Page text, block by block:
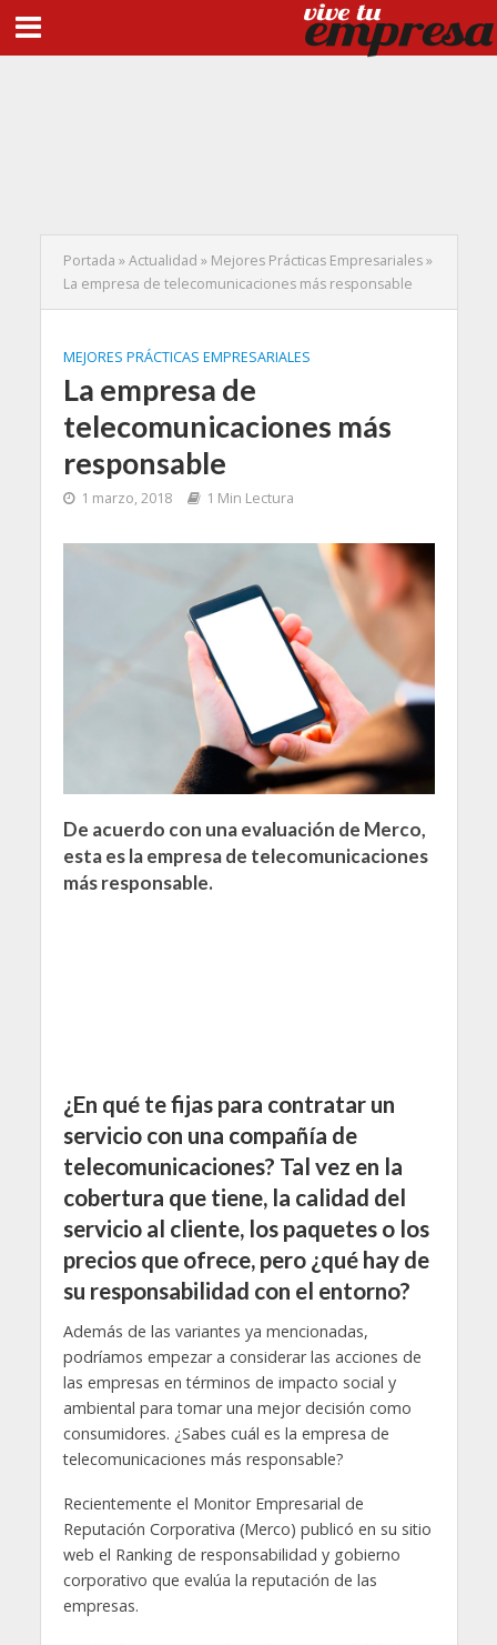
Portada »Actualidad » Mejores Prácticas Empresariales»
La empresa de telecomunicaciones más responsable
MEJORES PRÁCTICAS EMPRESARIALES
La empresa de
telecomunicaciones más
responsable
1 marzo, 2018 1 Min Lectura
De acuerdo con una evaluación de Merco,
esta es la empresa de telecomunicaciones
más responsable.
¿En qué te fijas para contratar un
servicio con una compañía de
telecomunicaciones? Tal vez en la
cobertura que tiene, la calidad del
servicio al cliente, los paquetes o los
precios que ofrece, pero ¿qué hay de
su responsabilidad con el entorno?
Además de las variantes ya mencionadas,
podríamos empezar a considerar las acciones de
las empresas en términos de impacto social y
ambiental para tomar una mejor decisión como
consumidores. ¿Sabes cuál es la empresa de
telecomunicaciones más responsable?
Recientemente el Monitor Empresarial de
Reputación Corporativa (Merco) publicó en su sitio
web el Ranking de responsabilidad y gobierno
corporativo que evalúa la reputación de las
empresas.